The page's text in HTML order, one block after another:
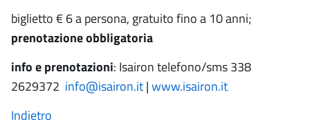
biglietto € 6 a persona, gratuito fino a 10 anni;
prenotazione obbligatoria
info e prenotazioni: Isairon telefono/sms 338
2629372 info@isairon.it|www.isairon.it
Indietro